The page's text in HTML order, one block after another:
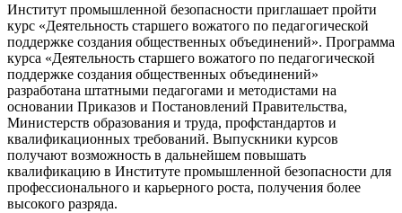
Институт промышленной безопасности приглашает пройти
курс «Деятельность старшего вожатого по педагогической
поддержке создания общественных объединений». Программа
курса «Деятельность старшего вожатого по педагогической
поддержке создания общественных объединений»
разработана штатными педагогами и методистами на
основании Приказов и Постановлений Правительства,
Министерств образования и труда, профстандартов и
квалификационных требований. Выпускники курсов
получают возможность в дальнейшем повышать
квалификацию в Институте промышленной безопасности для
профессионального и карьерного роста, получения более
высокого разряда.